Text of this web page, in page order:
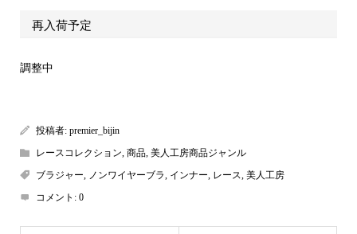
再入荷予定
調整中
投稿者: premier_bijin
レースコレクション 商品, 美人工房商品ジャンル
ブラジャー
ノンワイヤーブラ インナー レース 美人工房
コメント: 0